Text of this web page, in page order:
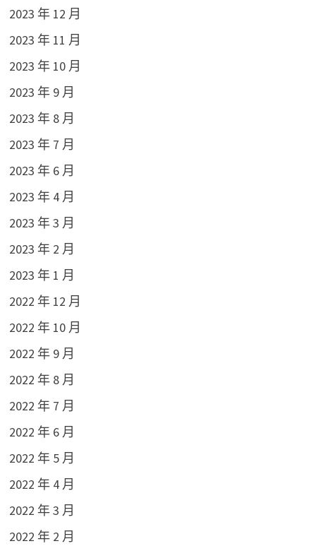
2023 年 12 月
2023 年 11 月
2023 年 10 月
2023 年 9 月
2023 年 8 月
2023 年 7 月
2023 年 6 月
2023 年 4 月
2023 年 3 月
2023 年 2 月
2023 年 1 月
2022 年 12 月
2022 年 10 月
2022 年 9 月
2022 年 8 月
2022 年 7 月
2022 年 6 月
2022 年 5 月
2022 年 4 月
2022 年 3 月
2022 年 2 月